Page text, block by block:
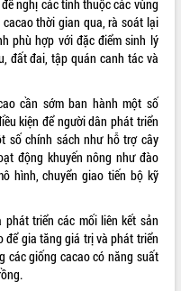
nghị các tỉnh thuộc các vùng
thời gian qua, rà soát lại
phù hợp với đặc điểm sinh lý
đất đai, tập quán canh tác và
cần sớm ban hành một số
kiện để người dân phát triển
số chính sách như hỗ trợ cây
động khuyến nông như đào
hình, chuyển giao tiến bộ kỹ
triển các mối liên kết sản
gia tăng giá trị và phát triển
các giống cacao có năng suất